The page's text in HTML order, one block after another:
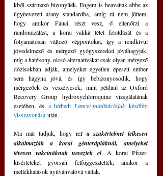
kből származó bizonyíték. Engem is beavattak ebbe az
úgynevezett arany standardba, amíg rá nem jöttem,
hogy amikor Fauci részt vesz, ő ellenőrzi a
randomizálást, a korai vakká tétel feloldását és a
folyamatosan változó végpontokat, így a rendkívül
jövedelmező és mérgező gyógyszereket jóváhagyják,
míg a hatékony, olcsó alternatívákat csak olyan mérgező
dózisokban adják, amelyeket egyetlen épeszű ember
sem hagyna jóvá, és így bebizonyosodik, hogy
mérgezőek és veszélyesek, mint például az Oxford
Recovery Group hydroxychloroquine vizsgálatának
esetében, és a hírhedt Lancet-publikációjuk későbbi
visszavonása után.
Ma már tudjuk, hogy ezt a szakértelmet lelkesen
alkalmazták a korai génterápiáknál, amelyeket
tévesen vakcináknak neveztek el. A korai Pfizer-
kísérleteket gyorsan felfüggesztették, amikor a
mellékhatások nyilvánvalóvá váltak.